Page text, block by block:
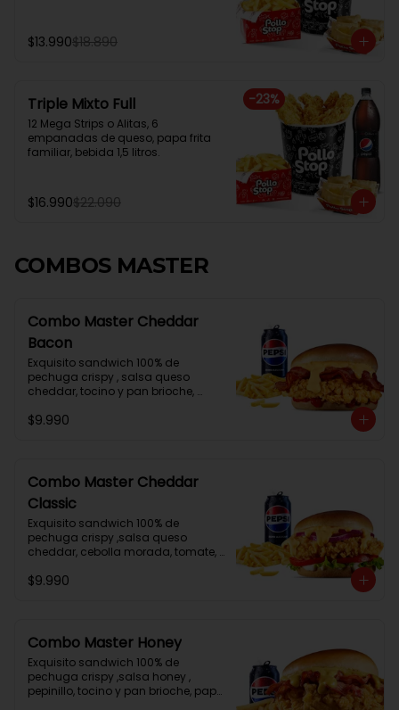
$13.990$18.890
-23%
Triple Mixto Full
12 Mega Strips o Alitas, 6
empanadas de queso, papa frita
familiar, bebida 1,5 litros.
$16.990$22.090
COMBOS MASTER
Combo Master Cheddar
Bacon
Exquisito sandwich 100% de
pechuga crispy , salsa queso
cheddar, tocino y pan brioche,
$9.990
Combo Master Cheddar
Classic
Exquisito sandwich 100% de
pechuga crispy ,salsa queso
cheddar, cebolla morada, tomate,
papa frita mediana , lata de bebida
$9.990
Combo Master Honey
Exquisito sandwich 100% de
pechuga crispy ,salsa honey ,
pepinillo, tocino y pan brioche, papa